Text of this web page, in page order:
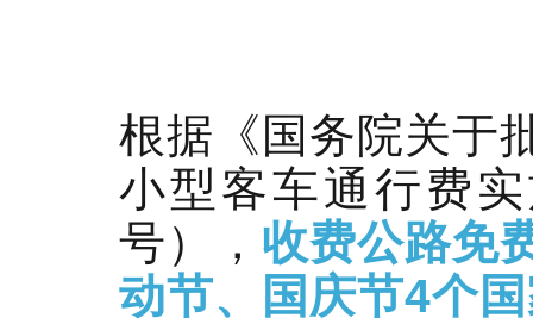
根据《国务院关于
小型客车通行费
号）， 收费公路免
动节、国庆节4个